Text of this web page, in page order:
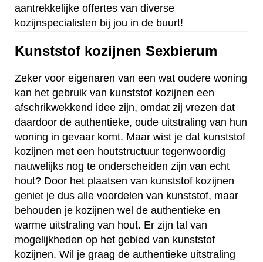
aantrekkelijke offertes van diverse
kozijnspecialisten bij jou in de buurt!
Kunststof kozijnen Sexbierum
Zeker voor eigenaren van een wat oudere woning
kan het gebruik van kunststof kozijnen een
afschrikwekkend idee zijn, omdat zij vrezen dat
daardoor de authentieke, oude uitstraling van hun
woning in gevaar komt. Maar wist je dat kunststof
kozijnen met een houtstructuur tegenwoordig
nauwelijks nog te onderscheiden zijn van echt
hout? Door het plaatsen van kunststof kozijnen
geniet je dus alle voordelen van kunststof, maar
behouden je kozijnen wel de authentieke en
warme uitstraling van hout. Er zijn tal van
mogelijkheden op het gebied van kunststof
kozijnen. Wil je graag de authentieke uitstraling